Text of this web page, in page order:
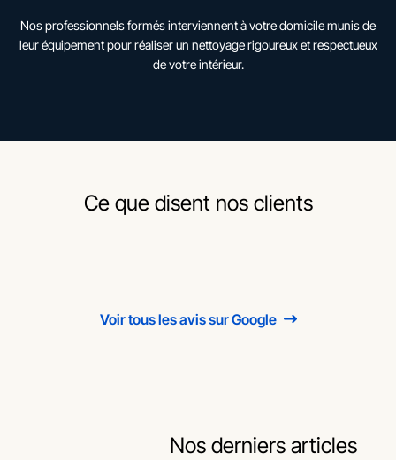
Nos professionnels formés interviennent à votre domicile munis de
leur équipement pour réaliser un nettoyage rigoureux et respectueux
de votre intérieur.
Ce que disent nos clients
Voir tous les avis sur Google
Nos derniers articles